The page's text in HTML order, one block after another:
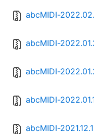
abcMIDI-
abcMIDI-
abcMIDI-
abcMIDI-
abcMIDI-